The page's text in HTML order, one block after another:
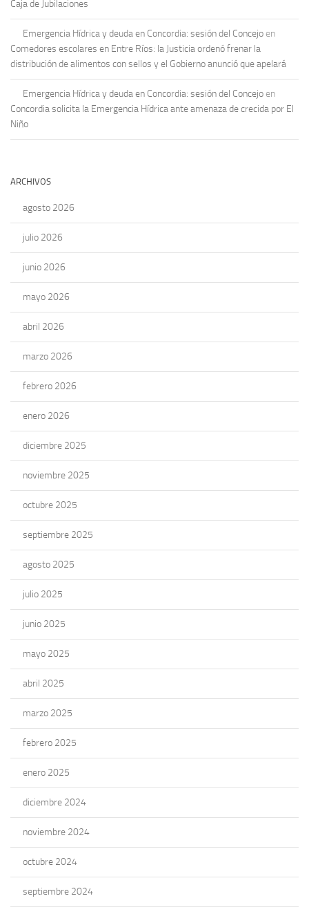
Caja de Jubilaciones
Emergencia Hídrica y deuda en Concordia: sesión del Concejo en
Comedores escolares en Entre Ríos: la Justicia ordenó frenar la
distribución de alimentos con sellos y el Gobierno anunció que apelará
Emergencia Hídrica y deuda en Concordia: sesión del Concejo en
Concordia solicita la Emergencia Hídrica ante amenaza de crecida por El
Niño
ARCHIVOS
agosto 2026
julio 2026
junio 2026
mayo 2026
abril 2026
marzo 2026
febrero 2026
enero 2026
diciembre 2025
noviembre 2025
octubre 2025
septiembre 2025
agosto 2025
julio 2025
junio 2025
mayo 2025
abril 2025
marzo 2025
febrero 2025
enero 2025
diciembre 2024
noviembre 2024
octubre 2024
septiembre 2024